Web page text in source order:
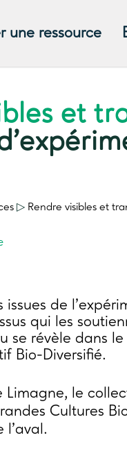
une ressource
et
▷ Rendre visibles et
de
qui les
se révèle dans
Bio-Diversifié.
le
Cultures
l’aval.